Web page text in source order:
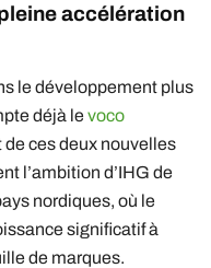
accélération
le développement plus
déjà levoco
ces deux nouvelles
l’ambition d’IHG de
nordiques, où le
significatif à
de marques.